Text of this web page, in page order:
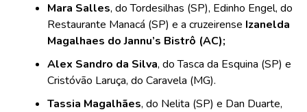
Mara Salles, do Tordesilhas (SP), Edinho Engel, do
Restaurante Manacá (SP) e a cruzeirense Izanelda
Magalhaes do Jannu’s Bistrô (AC);
Alex Sandro da Silva, do Tasca da Esquina (SP) e
Cristóvão Laruça, do Caravela (MG).
Tassia Magalhães, do Nelita (SP) e Dan Duarte,